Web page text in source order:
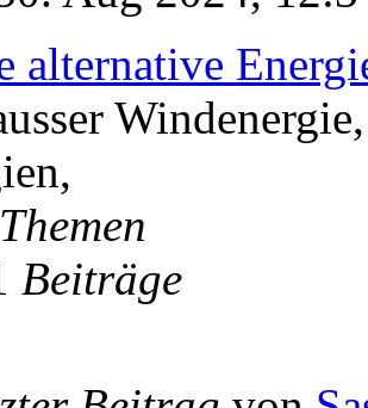
alternative
Themen
Beiträge